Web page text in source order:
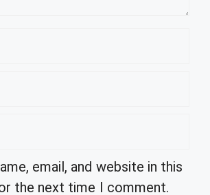
email, and website in this
the next time I comment.